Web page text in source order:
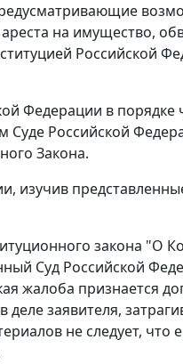
на имущество,
Российской
Федерации в порядке
Российской
Закона.
изучив
закона "О
Суд Российской
жалоба признается
заявителя,
не следует,